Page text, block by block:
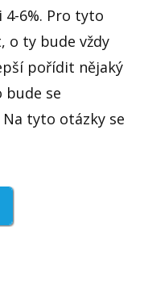
6%. Pro tyto
o ty bude vždy
pořídit nějaký
bude se
tyto otázky se